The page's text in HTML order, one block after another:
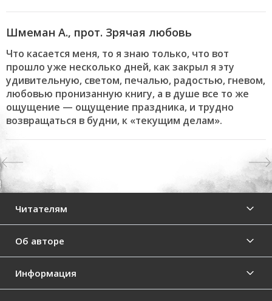
Шмеман А., прот. Зрячая любовь
Что касается меня, то я знаю только, что вот
прошло уже несколько дней, как закрыл я эту
удивительную, светом, печалью, радостью, гневом,
любовью пронизанную книгу, а в душе все то же
ощущение — ощущение праздника, и трудно
возвращаться в будни, к «текущим делам».
Previous
Читателям
Об авторе
Информация